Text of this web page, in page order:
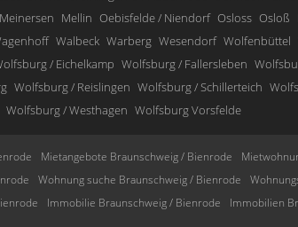
Meinersen Mellin Oebisfelde / Niendorf Osloss Osloß
Walbeck Warberg Wesendorf Wolfenbüttel
/ Eichelkamp Wolfsburg / Fallersleben
Wolfsburg / Reislingen Wolfsburg / Schillerteich
Wolfsburg / Westhagen Wolfsburg Vorsfelde
Mietangebote Braunschweig / Bienrode
Wohnung suche Braunschweig / Bienrode
Immobilie Braunschweig / Bienrode Immobilien